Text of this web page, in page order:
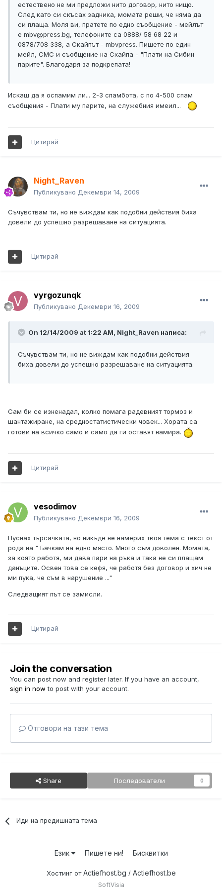
естествено не ми предложи нито договор, нито нищо.
След като си скъсах задника, момата реши, че няма да
си плаща. Моля ви, пратете по едно съобщение - мейлът
е mbv@press.bg, телефоните са 0888/ 58 68 22 и
0878/708 338, а Скайпът - mbvpress. Пишете по един
мейл, СМС и съобщение на Скайпа - "Плати на Сибин
парите". Благодаря за подкрепата!
Искаш да я оспамим ли... 2-3 спамбота, с по 4-500 спам
съобщения - Плати му парите, на служебния имеил...
Цитирай
Night_Raven
Публикувано Декември 14, 2009
Съчувствам ти, но не виждам как подобни действия биха
довели до успешно разрешаване на ситуацията.
Цитирай
vyrgozunqk
Публикувано Декември 16, 2009
On 12/14/2009 at 1:22 AM, Night_Raven написа:
Съчувствам ти, но не виждам как подобни действия
биха довели до успешно разрешаване на ситуацията.
Сам би се изненадал, колко помага радевният тормоз и
шантажиране, на средностатистически човек... Хората са
готови на всичко само и само да ги оставят намира.
Цитирай
vesodimov
Публикувано Декември 16, 2009
Пуснах търсачката, но никъде не намерих твоя тема с текст от
рода на " Бачкам на едно място. Много съм доволен. Момата,
за която работя, ми дава пари на ръка и така не си плащам
данъците. Освен това се кефя, че работя без договор и хич не
ми пука, че съм в нарушение ..."
Следващият път се замисли.
Цитирай
Join the conversation
You can post now and register later. If you have an account,
sign in now to post with your account.
Отговори на тази тема
Share Последователи 0
Иди на предишната тема
Език Пишете ни! Бисквитки
Хостинг отActiefhost.bg / Actiefhost.be
SoftVisia